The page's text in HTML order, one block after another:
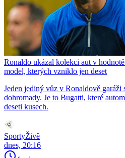
Ronaldo ukázal kolekci aut v
model, kterých vzniklo jen deset
Jeden jediný vůz v Ronaldově
dohromady. Je to Bugatti, které
deseti kusech.
SportyŽivě
dnes, 20:16